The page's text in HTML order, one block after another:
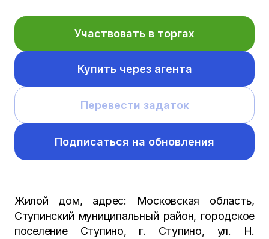
Участвовать в торгах
Купить через агента
Перевести задаток
Подписаться на обновления
Жилой дом, адрес: Московская область,
Ступинский муниципальный район, городское
поселение Ступино, г. Ступино, ул. Н.